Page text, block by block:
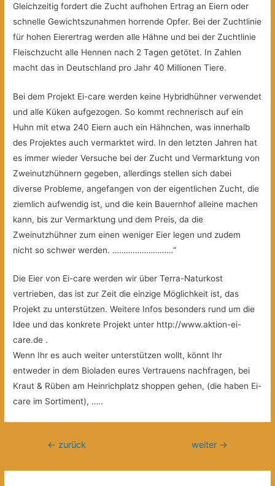
Gleichzeitig fordert die Zucht aufhohen Ertrag an Eiern oder
schnelle Gewichtszunahmen horrende Opfer. Bei der Zuchtlinie
für hohen Eierertrag werden alle Hähne und bei der Zuchtlinie
Fleischzucht alle Hennen nach 2 Tagen getötet. In Zahlen
macht das in Deutschland pro Jahr 40 Millionen Tiere.
Bei dem Projekt Ei-care werden keine Hybridhühner verwendet
und alle Küken aufgezogen. So kommt rechnerisch auf ein
Huhn mit etwa 240 Eiern auch ein Hähnchen, was innerhalb
des Projektes auch vermarktet wird. In den letzten Jahren hat
es immer wieder Versuche bei der Zucht und Vermarktung von
Zweinutzhühnern gegeben, allerdings stellen sich dabei
diverse Probleme, angefangen von der eigentlichen Zucht, die
ziemlich aufwendig ist, und die kein Bauernhof alleine machen
kann, bis zur Vermarktung und dem Preis, da die
Zweinutzhühner zum einen weniger Eier legen und zudem
nicht so schwer werden. ………………………“
Die Eier von Ei-care werden wir über Terra-Naturkost
vertrieben, das ist zur Zeit die einzige Möglichkeit ist, das
Projekt zu unterstützen. Weitere Infos besonders rund um die
Idee und das konkrete Projekt unter http://www.aktion-ei-
care.de .
Wenn Ihr es auch weiter unterstützen wollt, könnt Ihr
entweder in dem Bioladen eures Vertrauens nachfragen, bei
Kraut & Rüben am Heinrichplatz shoppen gehen, (die haben Ei-
care im Sortiment), …..
Beitragsnavigation
← zurück weiter →